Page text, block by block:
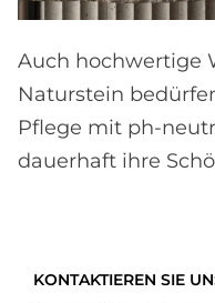
Auch hochwertige
Naturstein
Pflege mit ph-
dauerhaft ihre
KONTAKTIEREN SIE